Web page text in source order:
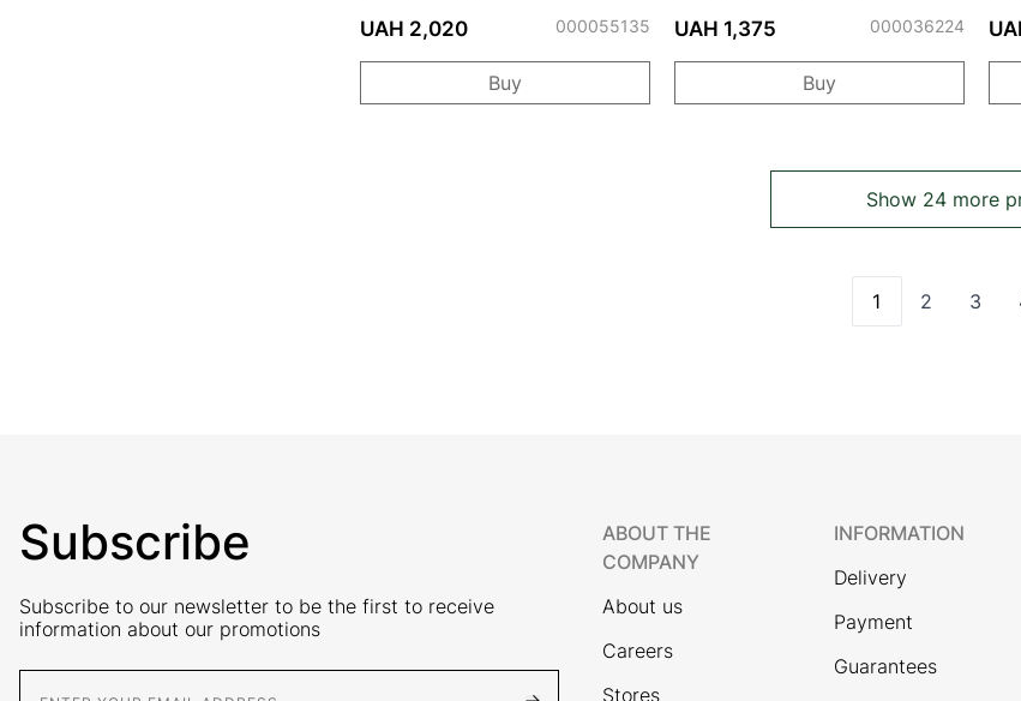
UAH 2,020
000055135
Buy
UAH 1,375
000036224
Buy
Show 24 more
You're
1 Page
2 Page
3
Subscribe
Subscribe to our newsletter to be the first to receive
information about our promotions
ABOUT THE
COMPANY
About us
Careers
Stores
INFORMATION
Delivery
Payment
Guarantees